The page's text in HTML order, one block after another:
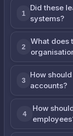
1
Did these
systems?
2
What does
3
How
accounts?
4
How